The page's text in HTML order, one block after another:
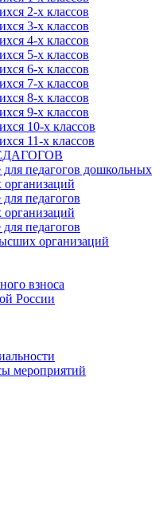
2-х классов
3-х классов
4-х классов
5-х классов
6-х классов
7-х классов
8-х классов
9-х классов
10-х классов
11-х классов
педагогов дошкольных
организаций
педагогов
организаций
педагогов
организаций
взноса
России
мероприятий